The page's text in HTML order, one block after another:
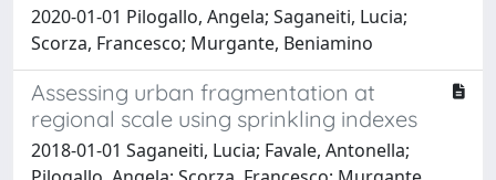
2020-01-01 Pilogallo, Angela; Saganeiti, Lucia;
Scorza, Francesco; Murgante, Beniamino
Assessing urban fragmentation at
regional scale using sprinkling indexes
2018-01-01 Saganeiti, Lucia; Favale, Antonella;